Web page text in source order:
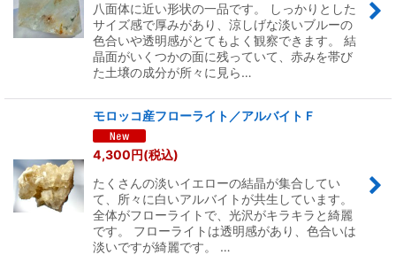
八面体に近い形状の一品です。 しっかりとした
サイズ感で厚みがあり、涼しげな淡いブルーの
色合いや透明感がとてもよく観察できます。 結
晶面がいくつかの面に残っていて、赤みを帯び
た土壌の成分が所々に見ら…
モロッコ産フローライト／アルバイトＦ
4,300円(税込)
たくさんの淡いイエローの結晶が集合してい
て、所々に白いアルバイトが共生しています。
全体がフローライトで、光沢がキラキラと綺麗
です。 フローライトは透明感があり、色合いは
淡いですが綺麗です。 …